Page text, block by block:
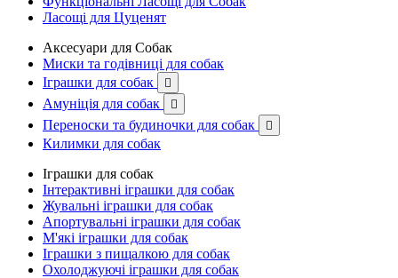
Ласощі для Цуценят
Аксесуари для Собак
Миски та годівниці для собак
Іграшки для собак

Амуніція для собак 
Переноски та будиночки для собак 
Килимки для собак
Іграшки для собак
Інтерактивні іграшки для собак
Жувальні іграшки для собак
Апортувальні іграшки для собак
М'які іграшки для собак
Іграшки з пищалкою для собак
Охолоджуючі іграшки для собак